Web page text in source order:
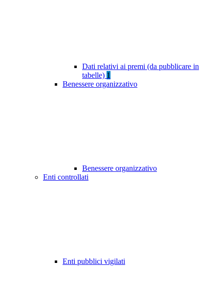
Dati relativi ai premi (da pubblicare in
tabelle) 1
Benessere organizzativo
Benessere organizzativo
Enti controllati
Enti pubblici vigilati